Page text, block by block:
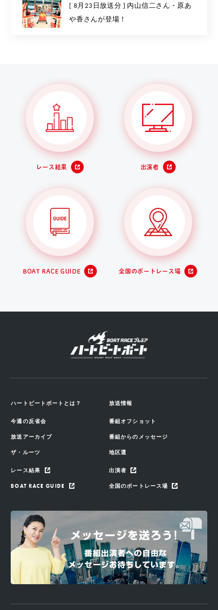
[ 8月23日放送分 ] 内山信二さん・原あ
や香さんが登場！
レース結果 出演者
BOAT RACE GUIDE 全国のボートレース場
ハートビートボートとは？ 放送情報
今週の反省会 番組オフショット
放送アーカイブ 番組からのメッセージ
ザ・ルーツ 地区選
レース結果 出演者
BOAT RACE GUIDE 全国のボートレース場